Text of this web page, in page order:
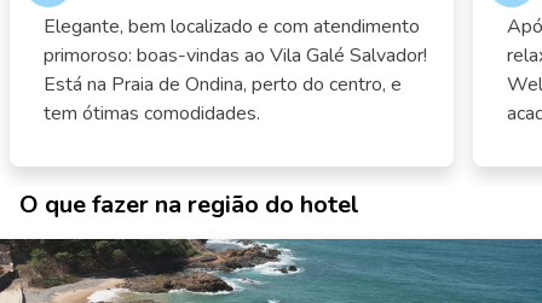
Elegante, bem localizado e com atendimento
primoroso: boas-vindas ao Vila Galé Salvador!
Está na Praia de Ondina, perto do centro, e
tem ótimas comodidades.
O que fazer na região do hotel